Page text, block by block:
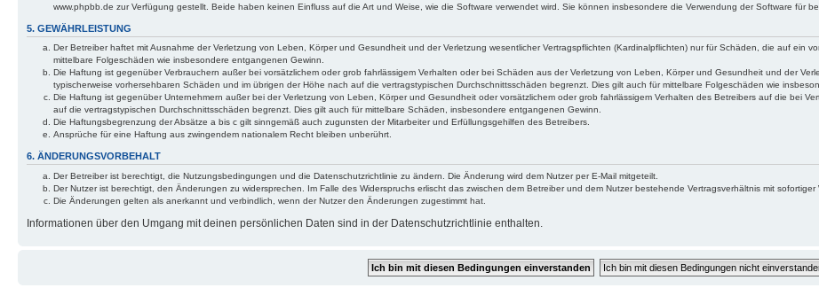
www.phpbb.de zur Verfügung gestellt. Beide haben keinen Einfluss auf die Art und Weise, wie die Software verwendet wird. Sie können insbesondere die Verwendung der Software für
5. GEWÄHRLEISTUNG
Der Betreiber haftet mit Ausnahme der Verletzung von Leben, Körper und Gesundheit und der Verletzung wesentlicher Vertragspflichten (Kardinalpflichten) nur für Schäden, die auf ein
mittelbare Folgeschäden wie insbesondere entgangenen Gewinn.
Die Haftung ist gegenüber Verbrauchern außer bei vorsätzlichem oder grob fahrlässigem Verhalten oder bei Schäden aus der Verletzung von Leben, Körper und Gesundheit und der
typischerweise vorhersehbaren Schäden und im übrigen der Höhe nach auf die vertragstypischen Durchschnittsschäden begrenzt. Dies gilt auch für mittelbare Folgeschäden wie
Die Haftung ist gegenüber Unternehmern außer bei der Verletzung von Leben, Körper und Gesundheit oder vorsätzlichem oder grob fahrlässigem Verhalten des Betreibers auf die bei
auf die vertragstypischen Durchschnittsschäden begrenzt. Dies gilt auch für mittelbare Schäden, insbesondere entgangenen Gewinn.
Die Haftungsbegrenzung der Absätze a bis c gilt sinngemäß auch zugunsten der Mitarbeiter und Erfüllungsgehilfen des Betreibers.
Ansprüche für eine Haftung aus zwingendem nationalem Recht bleiben unberührt.
6. ÄNDERUNGSVORBEHALT
Der Betreiber ist berechtigt, die Nutzungsbedingungen und die Datenschutzrichtlinie zu ändern. Die Änderung wird dem Nutzer per E-Mail mitgeteilt.
Der Nutzer ist berechtigt, den Änderungen zu widersprechen. Im Falle des Widerspruchs erlischt das zwischen dem Betreiber und dem Nutzer bestehende Vertragsverhältnis mit sofortiger
Die Änderungen gelten als anerkannt und verbindlich, wenn der Nutzer den Änderungen zugestimmt hat.
Informationen über den Umgang mit deinen persönlichen Daten sind in der Datenschutzrichtlinie enthalten.